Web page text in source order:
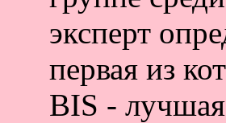
эксперт
первая из
BIS -